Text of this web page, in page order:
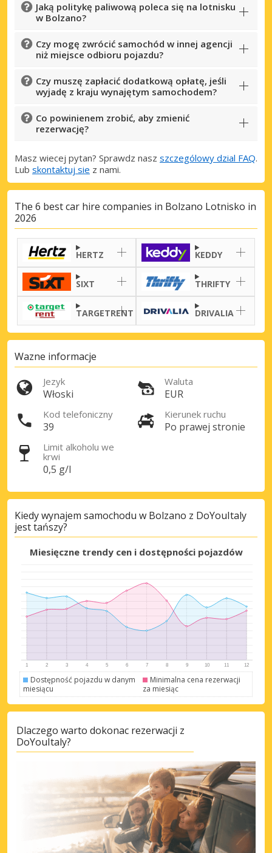
Uzyskaj dostęp do ekskluzywnych ofert
partnerów
Zaloguj się przez eLink
Jaką politykę paliwową poleca się na lotnisku
w Bolzano?
Czy mogę zwrócić samochód w innej agencji
niż miejsce odbioru pojazdu?
Czy muszę zapłacić dodatkową opłatę, jeśli
wyjadę z kraju wynajętym samochodem?
Co powinienem zrobić, aby zmienić
rezerwację?
Masz wiecej pytan? Sprawdz nasz szczególowy dzial FAQ.
Lub skontaktuj sie z nami.
The 6 best car hire companies in Bolzano Lotnisko in
2026
HERTZ KEDDY
SIXT THRIFTY
TARGETRENT DRIVALIA
Wazne informacje
Jezyk
Włoski
Waluta
EUR
Kod telefoniczny
39
Kierunek ruchu
Po prawej stronie
Limit alkoholu we
krwi
0,5 g/l
Kiedy wynajem samochodu w Bolzano z DoYouItaly
jest tańszy?
Miesięczne trendy cen i dostępności pojazdów
Dostępność pojazdu w danym
miesiącu
Minimalna cena rezerwacji
za miesiąc
Dlaczego warto dokonac rezerwacji z
DoYouItaly?